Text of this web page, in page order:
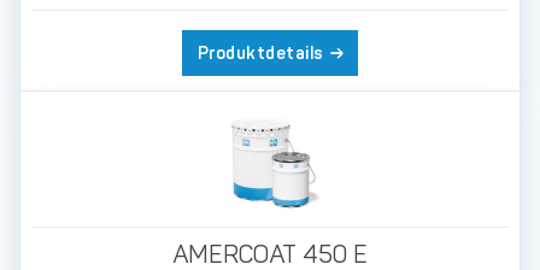
Produktdetails
AMERCOAT 450 E